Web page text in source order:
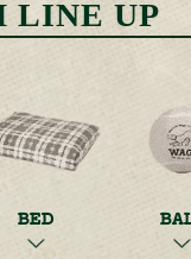
LINE UP
BED